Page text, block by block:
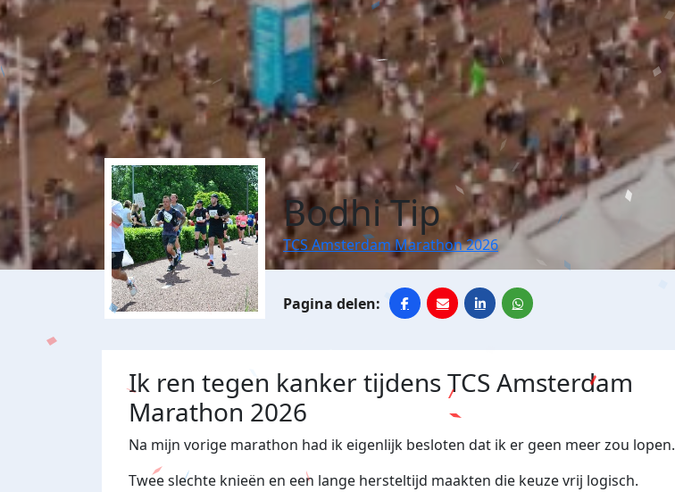
Bodhi Tip
TCS Amsterdam Marathon 2026
Ik ren tegen kanker tijdens TCS Amsterdam
Marathon 2026
Na mijn vorige marathon had ik eigenlijk besloten dat ik er geen meer zou lopen.
Twee slechte knieën en een lange hersteltijd maakten die keuze vrij logisch.